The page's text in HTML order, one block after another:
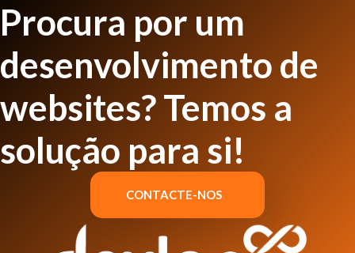
Procura por um
desenvolvimento de
websites? Temos a
solução para si!
CONTACTE-NOS